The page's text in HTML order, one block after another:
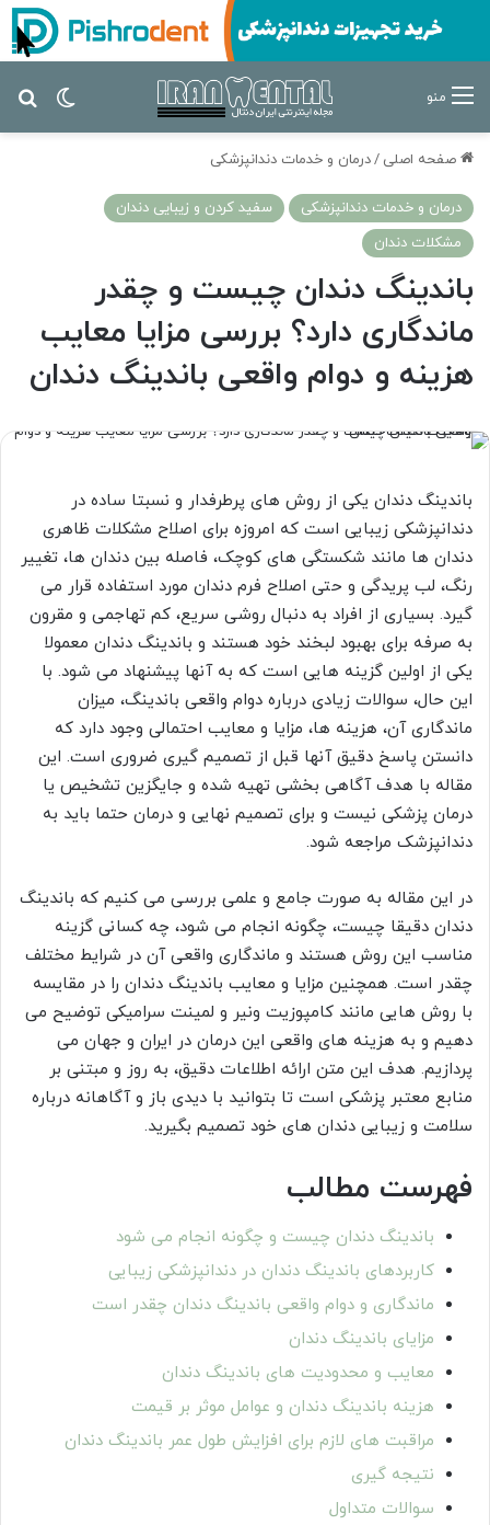
تغییر منو
صفحه اصلی /درمان‌ و خدمات دندانپزشکی
درمان‌ و خدمات دندانپزشکی
سفید کردن و زیبایی دندان
مشکلات دندان
باندینگ دندان چیست و چقدر
ماندگاری دارد؟ بررسی مزایا معایب
هزینه و دوام واقعی باندینگ دندان
باندینگ دندان یکی از روش های پرطرفدار و نسبتا ساده در
دندانپزشکی زیبایی است که امروزه برای اصلاح مشکلات ظاهری
دندان ها مانند شکستگی های کوچک، فاصله بین دندان ها، تغییر
رنگ، لب پریدگی و حتی اصلاح فرم دندان مورد استفاده قرار می
گیرد. بسیاری از افراد به دنبال روشی سریع، کم تهاجمی و مقرون
به صرفه برای بهبود لبخند خود هستند و باندینگ دندان معمولا
یکی از اولین گزینه هایی است که به آنها پیشنهاد می شود. با
این حال، سوالات زیادی درباره دوام واقعی باندینگ، میزان
ماندگاری آن، هزینه ها، مزایا و معایب احتمالی وجود دارد که
دانستن پاسخ دقیق آنها قبل از تصمیم گیری ضروری است. این
مقاله با هدف آگاهی بخشی تهیه شده و جایگزین تشخیص یا
درمان پزشکی نیست و برای تصمیم نهایی و درمان حتما باید به
دندانپزشک مراجعه شود.
در این مقاله به صورت جامع و علمی بررسی می کنیم که باندینگ
دندان دقیقا چیست، چگونه انجام می شود، چه کسانی گزینه
مناسب این روش هستند و ماندگاری واقعی آن در شرایط مختلف
چقدر است. همچنین مزایا و معایب باندینگ دندان را در مقایسه
با روش هایی مانند کامپوزیت ونیر و لمینت سرامیکی توضیح می
دهیم و به هزینه های واقعی این درمان در ایران و جهان می
پردازیم. هدف این متن ارائه اطلاعات دقیق، به روز و مبتنی بر
منابع معتبر پزشکی است تا بتوانید با دیدی باز و آگاهانه درباره
سلامت و زیبایی دندان های خود تصمیم بگیرید.
فهرست مطالب
باندینگ دندان چیست و چگونه انجام می شود
کاربردهای باندینگ دندان در دندانپزشکی زیبایی
ماندگاری و دوام واقعی باندینگ دندان چقدر است
مزایای باندینگ دندان
معایب و محدودیت های باندینگ دندان
هزینه باندینگ دندان و عوامل موثر بر قیمت
مراقبت های لازم برای افزایش طول عمر باندینگ دندان
نتیجه گیری
سوالات متداول